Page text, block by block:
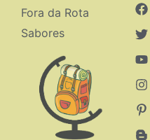
Fora da Rota
Sabores